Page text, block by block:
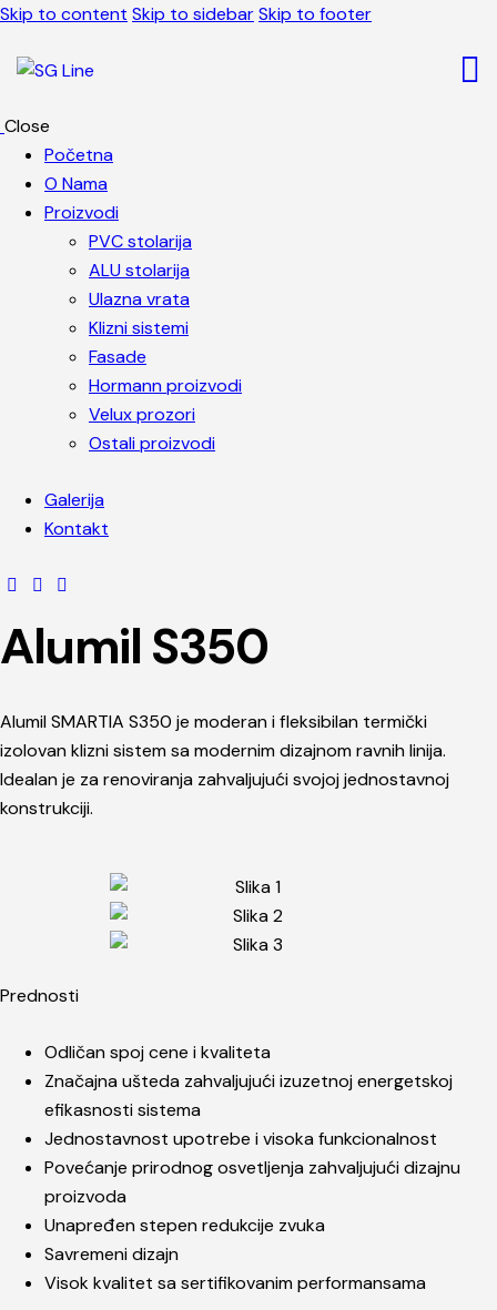
Skip to content Skip to sidebarSkip to footer
Close
Početna
O Nama
Proizvodi
PVC stolarija
ALU stolarija
Ulazna vrata
Klizni sistemi
Fasade
Hormann proizvodi
Velux prozori
Ostali proizvodi
Galerija
Kontakt
Alumil S350
Alumil SMARTIA S350 je moderan i fleksibilan termički
izolovan klizni sistem sa modernim dizajnom ravnih linija.
Idealan je za renoviranja zahvaljujući svojoj jednostavnoj
konstrukciji.
Prednosti
Odličan spoj cene i kvaliteta
Značajna ušteda zahvaljujući izuzetnoj energetskoj
efikasnosti sistema
Jednostavnost upotrebe i visoka funkcionalnost
Povećanje prirodnog osvetljenja zahvaljujući dizajnu
proizvoda
Unapređen stepen redukcije zvuka
Savremeni dizajn
Visok kvalitet sa sertifikovanim performansama